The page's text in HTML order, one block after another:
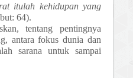
itulah kehidupan yang
64).
tentang pentingnya
antara fokus dunia dan
sarana untuk sampai